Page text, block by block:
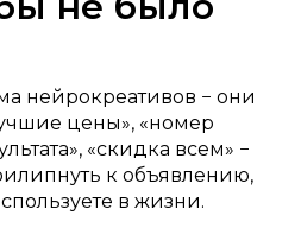
нейрокреативов − они
цены», «номер
«скидка всем» −
к объявлению,
в жизни.